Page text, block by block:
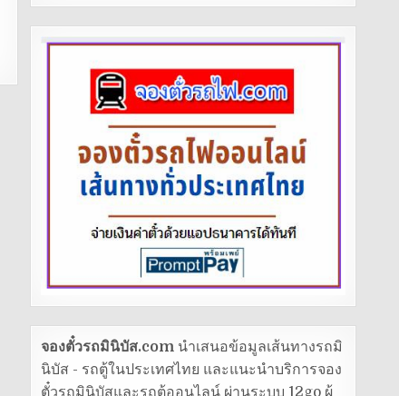
จองตั๋วรถมินิบัส.comนำเสนอข้อมูลเส้นทางรถมิ
นิบัส - รถตู้ในประเทศไทย และแนะนำบริการจอง
ตั๋วรถมินิบัสและรถตู้ออนไลน์ ผ่านระบบ 12go ผู้